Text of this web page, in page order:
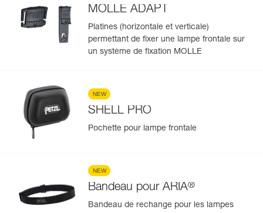
MOLLE ADAPT
Platines (horizontale et verticale)
permettant de fixer une lampe frontale sur
un système de fixation MOLLE
NEW
SHELL PRO
Pochette pour lampe frontale
NEW
Bandeau pour ARIA®
Bandeau de rechange pour les lampes